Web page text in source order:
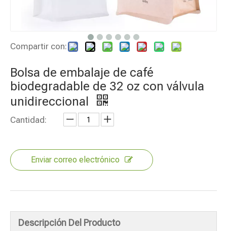
Compartir con:
Bolsa de embalaje de café
biodegradable de 32 oz con válvula
unidireccional
Cantidad:
Enviar correo electrónico
Descripción Del Producto